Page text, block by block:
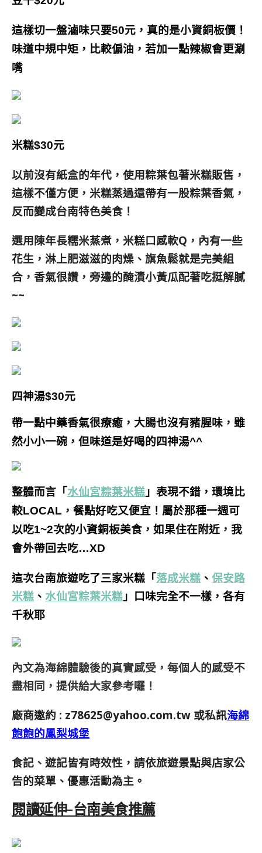
這樣切一盤滷味只要50元，真的是小資銅板價！
味道中規中矩，比較偏油，若加一點辣椒會更涮
嘴
米糕$30元
以前沒有紙盒的年代，使用粽葉包著米糕販售，
這樣不僅方便，米糕蒸過還帶有一股粽葉香氣，
反而變成台南特色美食！
選用陳年長糯米蒸煮，米糕口感軟Q，內有一些
花生，淋上肥滋滋的肉燥、旗魚鬆就是完美組
合，香氣很讚，旁邊的醃漬小黃瓜配著吃挺解膩
~~
四神湯$30元
帶一點中藥香氣很療癒，大腸也沒有豬腥味，雖
然小小一碗，但味道是好喝的四神湯^^
整體而言「水仙宮粽葉米糕 」表現不錯，環境比
較LOCAL，餐點好吃又便宜！屬於那種一週可
以吃1~2次的小資銅板美食，如果住在附近，我
會外帶回去吃…XD
這次台南旅遊吃了三家米糕「落成米糕 、 保安路
米糕 、 水仙宮粽葉米糕 」口味完全不一樣，各有
千秋耶
內文為海綿體驗後的真實感受，每個人的感受不
盡相同，提供給大家參考囉！
廠商邀約 : z78625@yahoo.com.tw 或私訊海綿
飽飽的鳳梨城堡
食記、遊記皆有時效性，請依旅遊景點與店家公
告的菜單、優惠活動為主。
閱讀延伸-台南美食推薦